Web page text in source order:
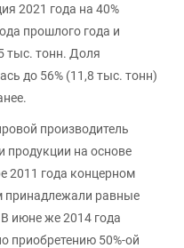
2021 года на 40%
прошлого года и
тыс. тонн. Доля
до 56% (11,8 тыс. тонн)
производитель
продукции на основе
2011 года концерном
принадлежали равные
июне же 2014 года
приобретению 50%-ой